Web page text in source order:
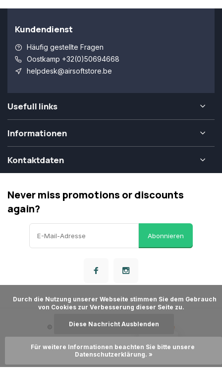
Kundendienst
Häufig gestellte Fragen
Oostkamp +32(0)50694668
helpdesk@airsoftstore.be
Usefull links
Informationen
Kontaktdaten
Never miss promotions or discounts
again?
Abonnieren
Datenschutzbestimmungen
Sitemap
© Airsoft Store- Theme made byWebdinge
von Cookies zur Verbesserung dieser Seite zu.
Diese Nachricht Ausblenden
Für weitere Informationen beachten Sie bitte unsere
Datenschutzerklärung. »